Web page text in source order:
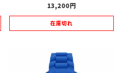
13,200
在庫切れ